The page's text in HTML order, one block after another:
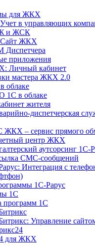
для ЖКХ
в управляющих
и ЖСК
ЖКХ
Диспетчера
приложения
Личный кабинет
мастера ЖКХ 2.0
облаке
1С в облаке
жителя
диспетчерская
ЖКХ – сервис прямого
центр ЖКХ
аутсорсинг 1С-
СМС-сообщений
Интеграция с
1С-Рарус
1С
программ 1С
Управление
для ЖКХ